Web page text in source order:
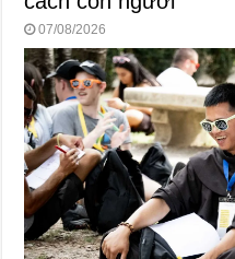
07/08/2026